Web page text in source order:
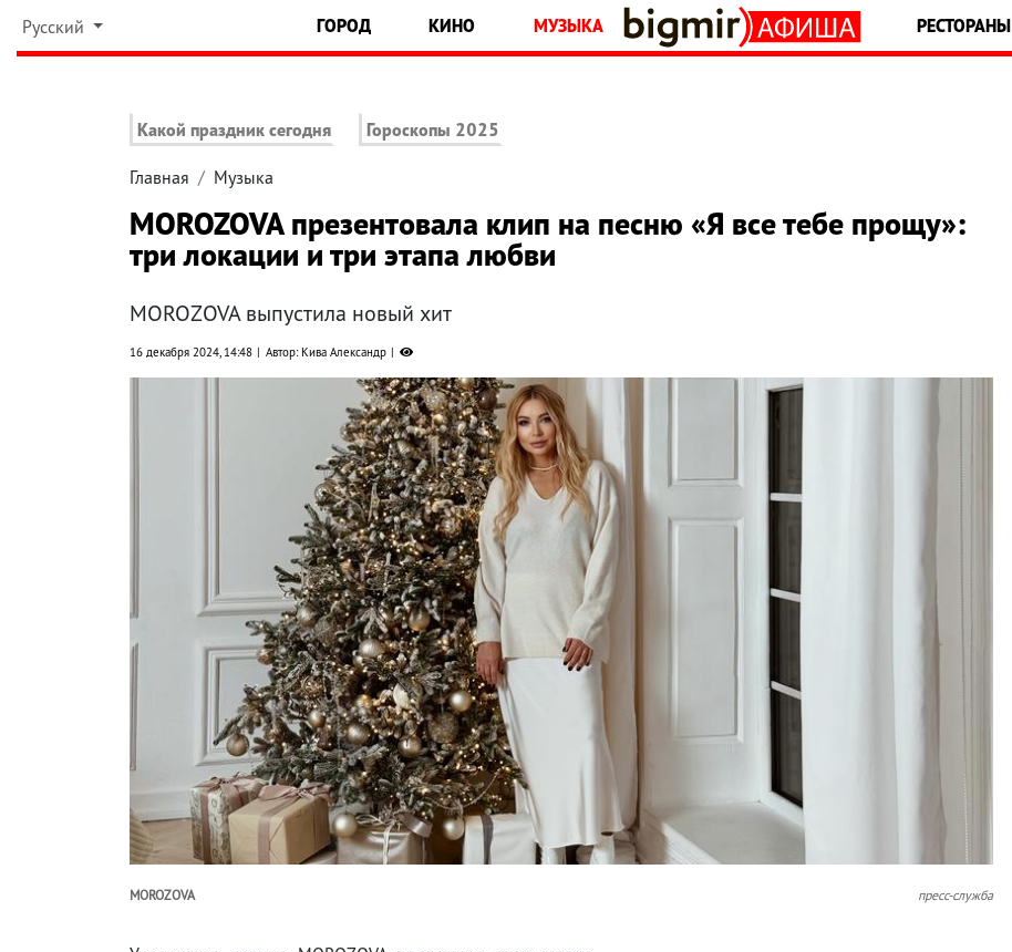
Русский ГОРОД КИНО МУЗЫКА РЕСТОРАНЫ
Какой праздник сегодня Гороскопы 2025
Главная Музыка
MOROZOVA презентовала клип на песню «Я все тебе прощу»:
три локации и три этапа любви
MOROZOVA выпустила новый хит
16 декабря 2024, 14:48 Автор: Кива Александр
MOROZOVA пресс-служба